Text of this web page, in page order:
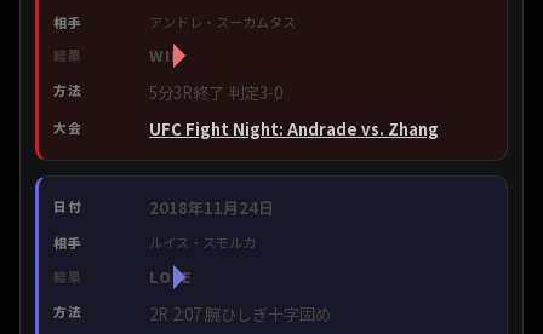
アンドレ・スーカムタス
WIN
5分3R終了 判定3-0
UFC Fight Night: Andrade vs. Zhang
2018年11月24日
ルイス・スモルカ
LOSE
2R 2:07 腕ひしぎ十字固め